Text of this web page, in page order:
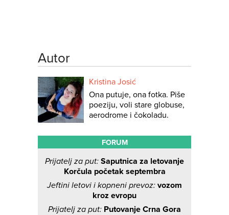
Autor
Kristina Josić
Ona putuje, ona fotka. Piše
poeziju, voli stare globuse,
aerodrome i čokoladu.
FORUM
Prijatelj za put: Saputnica za letovanje
Korčula početak septembra
Jeftini letovi i kopneni prevoz: vozom
kroz evropu
Prijatelj za put: Putovanje Crna Gora